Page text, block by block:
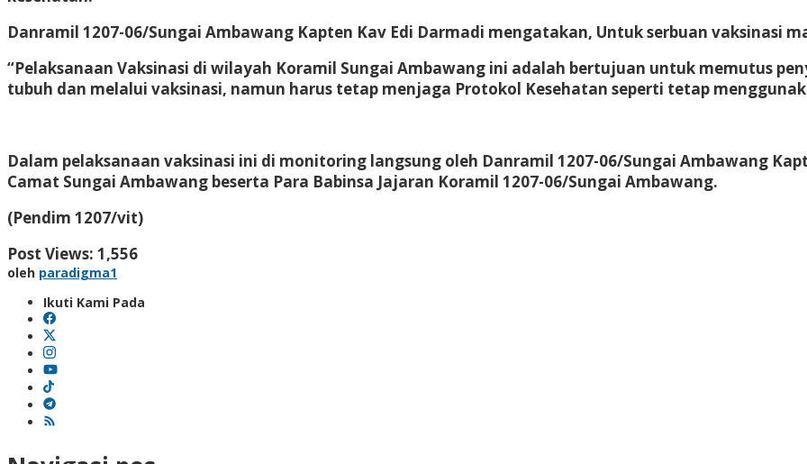
Danramil 1207-06/Sungai Ambawang Kapten Kav Edi Darmadi mengatakan, Untuk serbuan vaksinasi
“Pelaksanaan Vaksinasi di wilayah Koramil Sungai Ambawang ini adalah bertujuan untuk memutus
tubuh dan melalui vaksinasi, namun harus tetap menjaga Protokol Kesehatan seperti tetap
Dalam pelaksanaan vaksinasi ini di monitoring langsung oleh Danramil 1207-06/Sungai Ambawang
Camat Sungai Ambawang beserta Para Babinsa Jajaran Koramil 1207-06/Sungai Ambawang.
(Pendim 1207/vit)
Post Views: 1,556
oleh paradigma1
Ikuti Kami Pada